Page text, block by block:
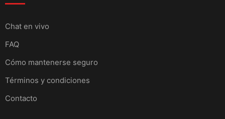
Chat en vivo
FAQ
Cómo mantenerse seguro
Términos y condiciones
Contacto